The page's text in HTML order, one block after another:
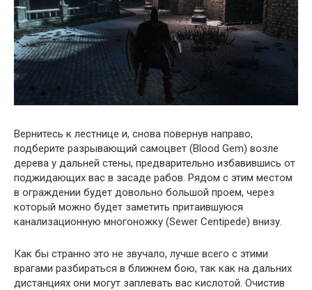
Вернитесь к лестнице и, снова повернув направо,
подберите разрывающий самоцвет (Blood Gem) возле
дерева у дальней стены, предварительно избавившись от
поджидающих вас в засаде рабов. Рядом с этим местом
в ограждении будет довольно большой проем, через
который можно будет заметить притаившуюся
канализационную многоножку (Sewer Centipede) внизу.
Как бы странно это не звучало, лучше всего с этими
врагами разбираться в ближнем бою, так как на дальних
дистанциях они могут заплевать вас кислотой. Очистив